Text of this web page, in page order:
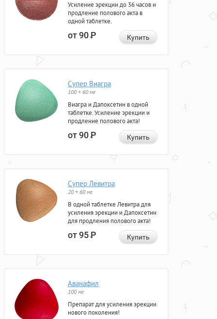
Усиление эрекции до 36 часов и
продление полового акта в
одной таблетке.
от 90Р Купить
Супер Виагра
100 + 60 мг
Виагра и Дапоксетин в одной
таблетке. Усиление эрекции и
продление полового акта!
от 90Р Купить
Супер Левитра
20 + 60 мг
В одной таблетке Левитра для
усиления эрекции и Дапоксетин
для продления полового акта!
от 95Р Купить
Аванафил
100 мг
Препарат для усиления эрекции
нового поколения!